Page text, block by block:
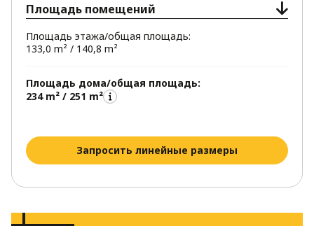
Площадь помещений
Площадь этажа/общая площадь:
133,0 m² / 140,8 m²
Площадь дома/общая площадь:
234 m² / 251 m²
Запросить линейные размеры